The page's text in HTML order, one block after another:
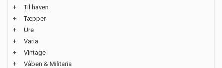
+
Til haven
+
Tæpper
+
Ure
+
Varia
+
Vintage
+
Våben & Militaria